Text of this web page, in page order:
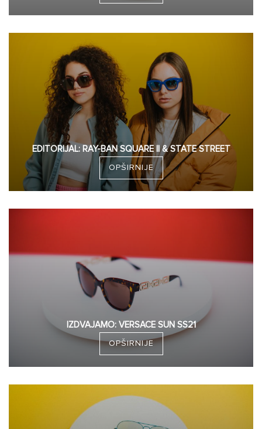
EDITORIJAL: RAY-BAN SQUARE II & STATE STREET
OPŠIRNIJE
IZDVAJAMO: VERSACE SUN SS21
OPŠIRNIJE